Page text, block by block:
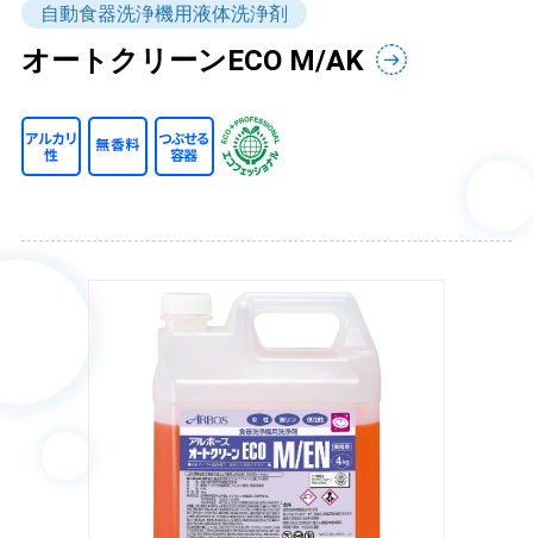
自動食器洗浄機用液体洗浄剤
オートクリーンECO M/AK